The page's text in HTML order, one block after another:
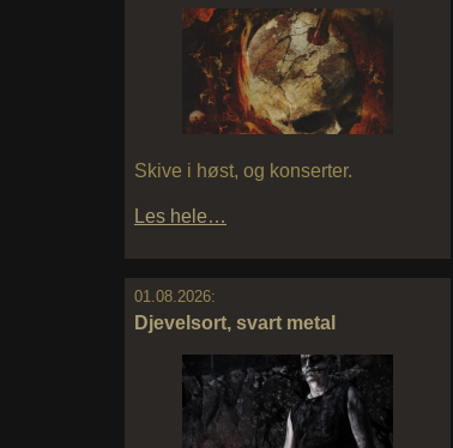
Skive i høst, og konserter.
Les hele…
01.08.2026:
Djevelsort, svart metal